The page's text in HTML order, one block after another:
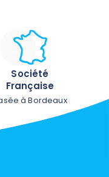
Société
Française
à Bordeaux